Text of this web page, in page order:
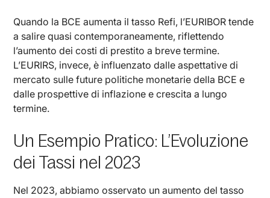
Quando la BCE aumenta il tasso Refi, l’EURIBOR tende
a salire quasi contemporaneamente, riflettendo
l’aumento dei costi di prestito a breve termine.
L’EURIRS, invece, è influenzato dalle aspettative di
mercato sulle future politiche monetarie della BCE e
dalle prospettive di inflazione e crescita a lungo
termine.
Un Esempio Pratico: L’Evoluzione
dei Tassi nel 2023
Nel 2023, abbiamo osservato un aumento del tasso